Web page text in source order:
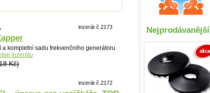
inzerát č.2173
kompletní sadu frekvenčního generátoru
inzerátu
Kč)
inzerát č.2172
Nejprodávanější